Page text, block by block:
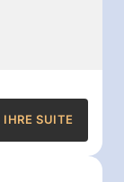
SUITE